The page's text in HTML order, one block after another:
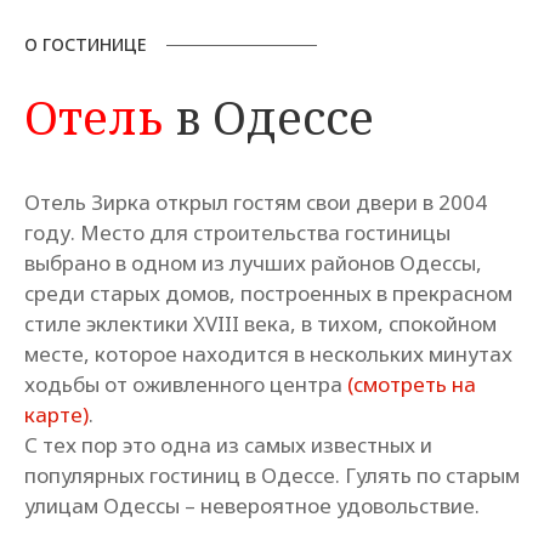
О ГОСТИНИЦЕ
Отель в Одессе
Отель Зирка открыл гостям свои двери в 2004
году. Место для строительства гостиницы
выбрано в одном из лучших районов Одессы,
среди старых домов, построенных в прекрасном
стиле эклектики XVIII века, в тихом, спокойном
месте, которое находится в нескольких минутах
ходьбы от оживленного центра (смотреть на
карте).
С тех пор это одна из самых известных и
популярных гостиниц в Одессе. Гулять по старым
улицам Одессы – невероятное удовольствие.